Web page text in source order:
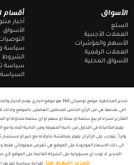
أقسام
أخبار
الأسواق
سياسة
الشروط
سياسة
الأسواق
السلع
العملات الأجنبية
الأسهم والمؤشرات
العملات الرقمية
الأسواق المحلية
تحذير المخاطرة: موقع توصياتي 360 هو موقع
التي نقدمها هي من الرأي الخاص للمحللين العاملين بالموقع ولذلك
التقارير لشراء ام بيع سلعة او عملة او سهم او اي سلعة متداولة او
يقيم امكانياته في التداول من ناحية المعرفة ومن الناحية المادية
وارداً. يتوجب على الزائر ان يقوم بمناقشة تداولاته مع خبير او
الى ذلك الاسعار الموجودة على الموقع هي لغرض معلوماتي فقط
التحذير, لا توجد اي مسؤولية على الشركة القائمة على الموقع
للمزيد اضغط هنا . لقراءة سياسة تعريف